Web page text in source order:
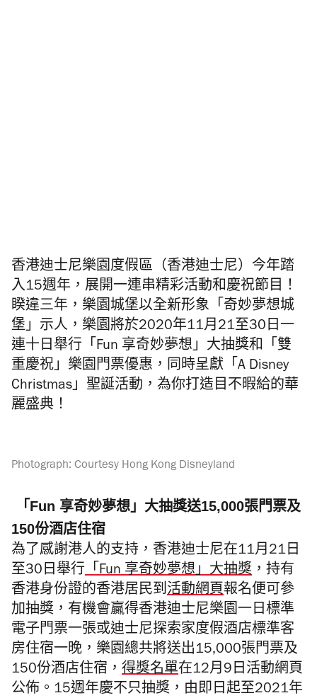
香港迪士尼樂園度假區（香港迪士尼）今年踏
入15週年，展開一連串精彩活動和慶祝節目！
睽違三年，樂園城堡以全新形象「奇妙夢想城
堡」示人，樂園將於2020年11月21至30日一
連十日舉行「Fun 享奇妙夢想」大抽獎和「雙
重慶祝」樂園門票優惠，同時呈獻「A Disney
Christmas」聖誕活動，為你打造目不暇給的華
麗盛典！
Photograph: Courtesy Hong Kong Disneyland
「Fun 享奇妙夢想」大抽獎送15,000張門票及
150份酒店住宿
為了感謝港人的支持，香港迪士尼在11月21日
至30日舉行「Fun 享奇妙夢想」大抽獎 ，持有
香港身份證的香港居民到活動網頁報名便可參
加抽獎，有機會贏得香港迪士尼樂園一日標準
電子門票一張或迪士尼探索家度假酒店標準客
房住宿一晚，樂園總共將送出15,000張門票及
150份酒店住宿， 得獎名單在12月9日活動網頁
公佈。15週年慶不只抽獎，由即日起至2021年